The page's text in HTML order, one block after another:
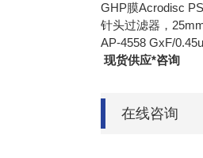
GHP膜Acrodisc
针头过滤器，
AP-4558 GxF/
现货供应*咨询
在线咨询